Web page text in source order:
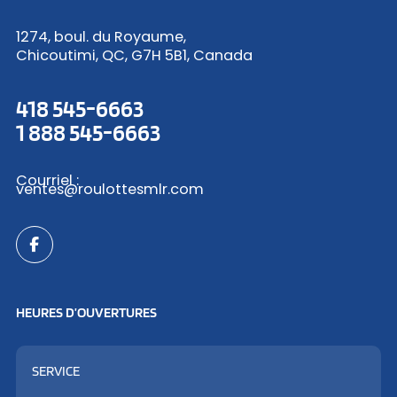
1274, boul. du Royaume,
Chicoutimi, QC, G7H 5B1, Canada
418 545-6663
1 888 545-6663
Courriel :
ventes@roulottesmlr.com
HEURES D’OUVERTURES
SERVICE